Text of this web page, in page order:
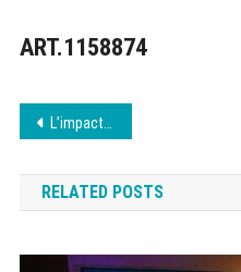
ART.1158874
Navigation
de
l’article
L’impact des technologies sur notre quotidien
RELATED POSTS